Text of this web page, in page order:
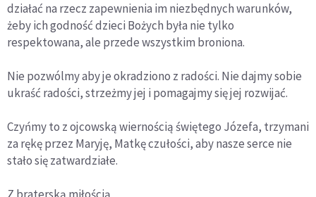
działać na rzecz zapewnienia im niezbędnych warunków,
żeby ich godność dzieci Bożych była nie tylko
respektowana, ale przede wszystkim broniona.
Nie pozwólmy aby je okradziono z radości. Nie dajmy sobie
ukraść radości, strzeżmy jej i pomagajmy się jej rozwijać.
Czyńmy to z ojcowską wiernością świętego Józefa, trzymani
za rękę przez Maryję, Matkę czułości, aby nasze serce nie
stało się zatwardziałe.